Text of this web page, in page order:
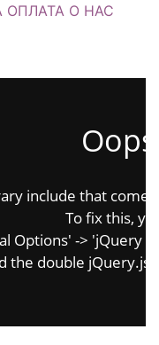
ОПЛАТА О НАС
include that
To fix this,
Options' -> 'jQuery
the double jQuery.js